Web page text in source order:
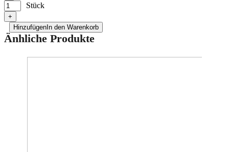
Stück
+
HinzufügenIn den Warenkorb
Änhliche Produkte